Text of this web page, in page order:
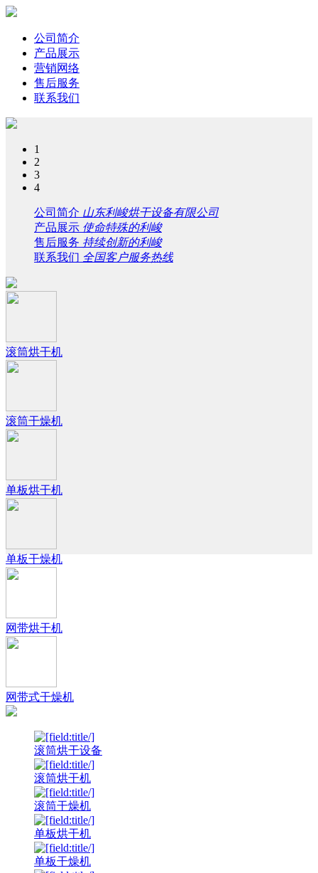
公司简介
产品展示
营销网络
售后服务
联系我们
1
2
3
4
公司简介 山东利峻烘干设备有限公司
产品展示 使命特殊的利峻
售后服务 持续创新的利峻
联系我们 全国客户服务热线
滚筒烘干机
滚筒干燥机
单板烘干机
单板干燥机
网带烘干机
网带式干燥机
滚筒烘干设备
滚筒烘干机
滚筒干燥机
单板烘干机
单板干燥机